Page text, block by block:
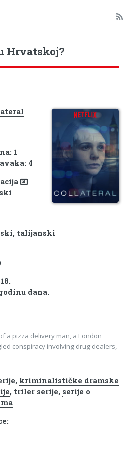
Hrvatskoj?
1
4
talijanski
dana.
a pizza delivery man, a London
conspiracy involving drug dealers,
, kriminalističke dramske
, triler serije, serije o